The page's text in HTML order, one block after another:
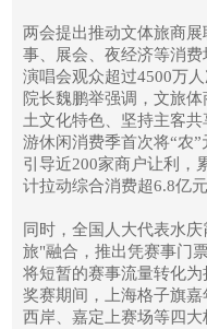
两会提出推动文体旅商
事、展会、夜经济等消
演唱会观众超过4500万
院长魏鹏举强调，文旅
土文化特色、坚持主客
游休闲消费季首次将“农
引导近200家商户让利，
计拉动综合消费超6.8亿
同时，全国人大代表水
旅"融合，推出凭赛事门
将短暂的赛事流量转化
奖赛期间，上海格子旗
西岸、嘉定上赛场等四